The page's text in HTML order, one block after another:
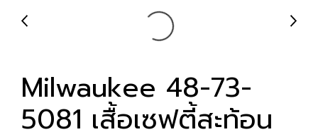
Milwaukee 48-73-
5081 เสื้อเซฟตี้สะท้อน